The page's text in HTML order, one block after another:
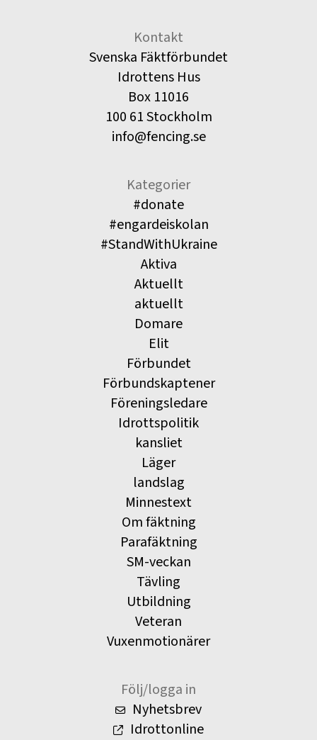
Kontakt
Svenska Fäktförbundet
Idrottens Hus
Box 11016
100 61 Stockholm
info@fencing.se
Kategorier
#donate
#engardeiskolan
#StandWithUkraine
Aktiva
Aktuellt
aktuellt
Domare
Elit
Förbundet
Förbundskaptener
Föreningsledare
Idrottspolitik
kansliet
Läger
landslag
Minnestext
Om fäktning
Parafäktning
SM-veckan
Tävling
Utbildning
Veteran
Vuxenmotionärer
Följ/logga in
Nyhetsbrev
Idrottonline